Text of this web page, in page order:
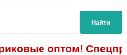
Найти
оптом!